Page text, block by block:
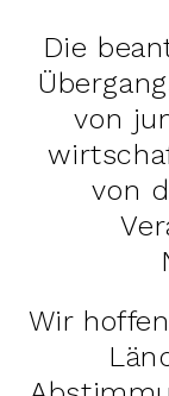
Die
von
von
Wir